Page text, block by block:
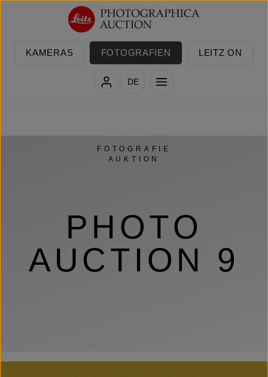
Zum Hauptinhalt springen
KAMERAS FOTOGRAFIEN LEITZ ON
DE
FOTOGRAFIE
AUKTION
PHOTO
AUCTION 9